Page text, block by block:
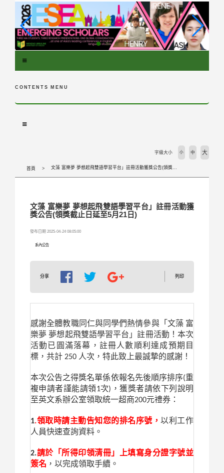
CONTENTS MENU
首頁 文藻 富樂夢 夢想起飛雙語學習平台」註冊活動獲獎公告(領獎截止日延至5月21日)
字級大小 小 中 大
文藻 富樂夢 夢想起飛雙語學習平台」註冊活動獲
獎公告(領獎截止日延至5月21日)
發布日期 2025-04-24 08:05:00
系內公告
分享 列印
感謝全體教職同仁與同學們熱情參與「文藻 富
樂夢 夢想起飛雙語學習平台」註冊活動！本次
活動已圓滿落幕，註冊人數順利達成預期目
標，共計 250 人次，特此致上最誠摯的感謝！
本次公告之得獎名單係依報名先後順序排序(重
複申請者謹能請領1次)，獲獎者請依下列說明
至英文系辦公室領取統一超商200元禮券：
1.領取時請主動告知您的排名序號，以利工作
人員快速查詢資料。
2.請於「所得印領清冊」上填寫身分證字號並
簽名 ，以完成領取手續。